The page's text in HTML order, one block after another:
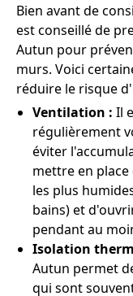
Bien avant de
est conseillé de
Autun pour
murs. Voici
réduire le risque
Ventilation : Il
régulièrement
éviter
mettre en place
les plus
bains) et
pendant au
Isolation
Autun permet
qui sont